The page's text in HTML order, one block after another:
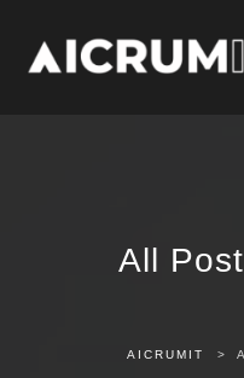
All
AICRUMIT >